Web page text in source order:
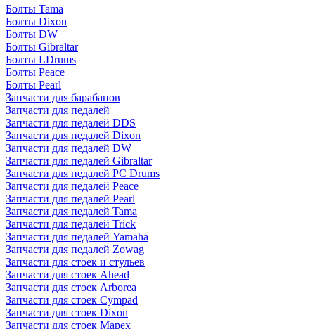
Болты Tama
Болты Dixon
Болты DW
Болты Gibraltar
Болты LDrums
Болты Peace
Болты Pearl
Запчасти для барабанов
Запчасти для педалей
Запчасти для педалей DDS
Запчасти для педалей Dixon
Запчасти для педалей DW
Запчасти для педалей Gibraltar
Запчасти для педалей PC Drums
Запчасти для педалей Peace
Запчасти для педалей Pearl
Запчасти для педалей Tama
Запчасти для педалей Trick
Запчасти для педалей Yamaha
Запчасти для педалей Zowag
Запчасти для стоек и стульев
Запчасти для стоек Ahead
Запчасти для стоек Arborea
Запчасти для стоек Cympad
Запчасти для стоек Dixon
Запчасти для стоек Mapex